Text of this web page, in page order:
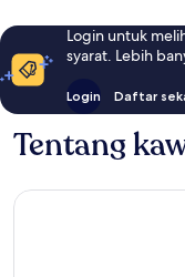
Login untuk
syarat. Lebih
Login Daftar
Tentang